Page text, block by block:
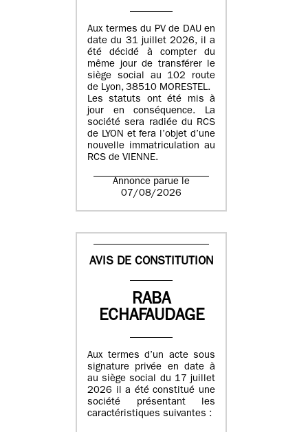
Aux termes du PV de DAU en
date du 31 juillet 2026, il a
été décidé à compter du
même jour de transférer le
siège social au 102 route
de Lyon, 38510 MORESTEL.
Les statuts ont été mis à
jour en conséquence. La
société sera radiée du RCS
de LYON et fera l’objet d’une
nouvelle immatriculation au
RCS de VIENNE.
Annonce parue le
07/08/2026
AVIS DE CONSTITUTION
RABA
ECHAFAUDAGE
Aux termes d’un acte sous
signature privée en date à
au siège social du 17 juillet
2026 il a été constitué une
société présentant les
caractéristiques suivantes :